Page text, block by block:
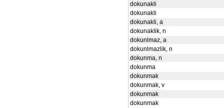
dokunakli
dokunakli
dokunakli, a
dokunaklik, n
dokunlmaz, a
dokunlmazlik, n
dokunma, n
dokunma
dokunmak
dokunmak, v
dokunmak
dokunmak